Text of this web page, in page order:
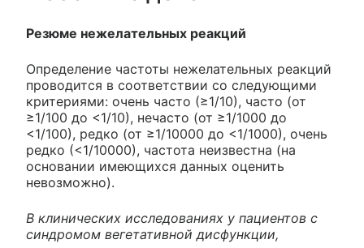
Резюме нежелательных реакций
Определение частоты нежелательных реакций
проводится в соответствии со следующими
критериями: очень часто (≥1/10), часто (от
≥1/100 до <1/10), нечасто (от ≥1/1000 до
<1/100), редко (от ≥1/10000 до <1/1000), очень
редко (<1/10000), частота неизвестна (на
основании имеющихся данных оценить
невозможно).
В клинических исследованиях у пациентов с
синдромом вегетативной дисфункции,